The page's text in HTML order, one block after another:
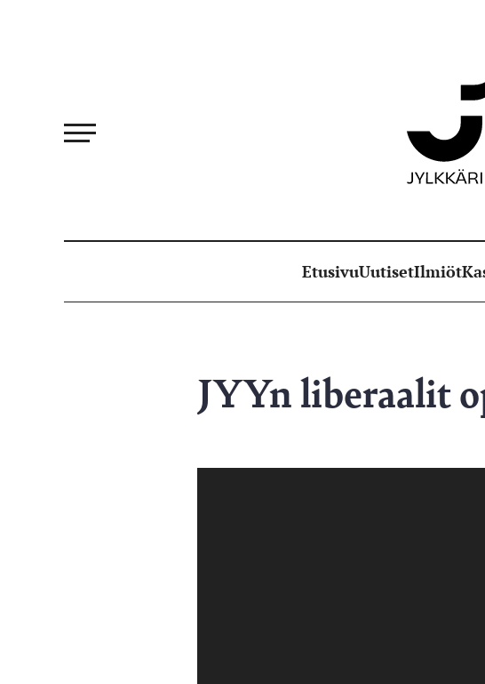
EtusivuUutisetIlmiöt
JYYn liberaalit